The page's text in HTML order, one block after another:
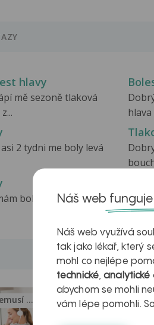
hlavy
mě sezoně tlaková
hlava
2 tydni me boly levá
bolesti hlavy v zadní
Měl
Nevolnost nemusí být nutnou... Jak na zdravá
Náš web
Náš web využívá
tak jako lékař, který
mohl co nejlépe
technické,analytické
abychom se mohli
vám lépe pomohli.